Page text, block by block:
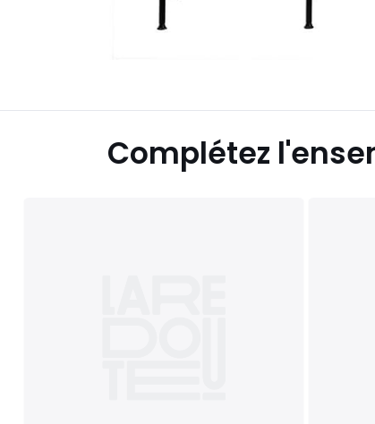
Complétez